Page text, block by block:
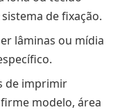
de fixação.
lâminas ou mídia
de imprimir
modelo, área